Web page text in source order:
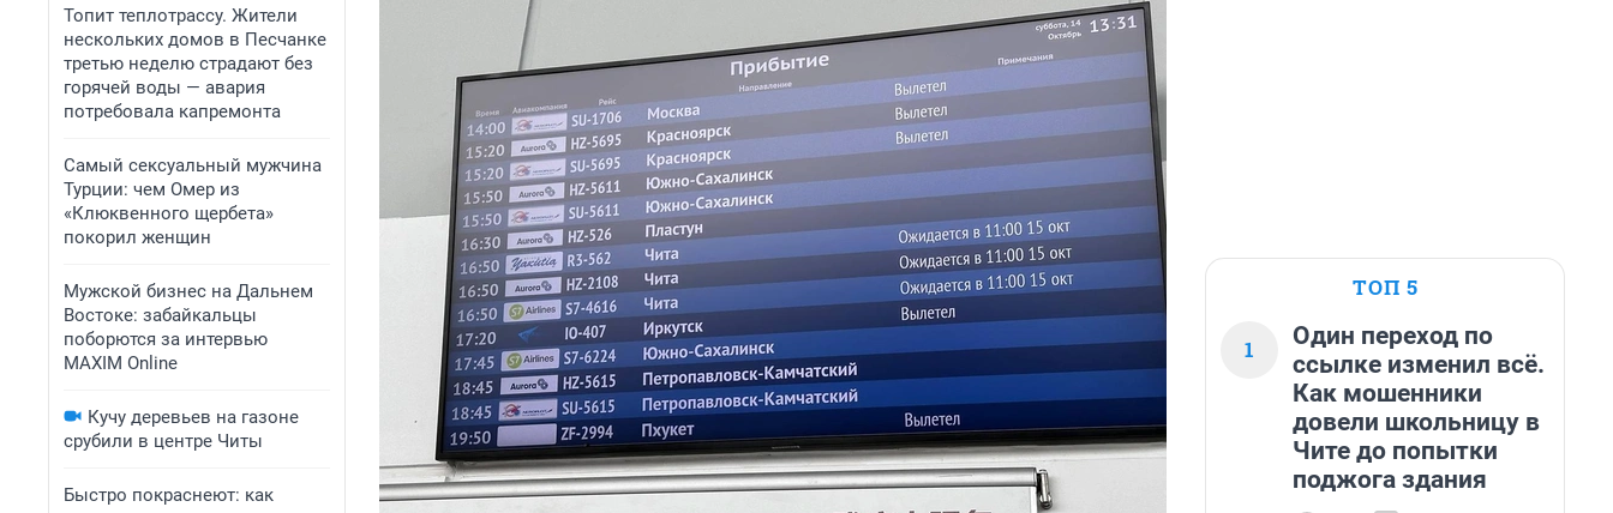
Топит теплотрассу. Жители
нескольких домов в Песчанке
третью неделю страдают без
горячей воды — авария
потребовала капремонта
Самый сексуальный мужчина
Турции: чем Омер из
«Клюквенного щербета»
покорил женщин
Мужской бизнес на Дальнем
Востоке: забайкальцы
поборются за интервью
MAXIM Online
Кучу деревьев на газоне
срубили в центре Читы
Быстро покраснеют: как
ТОП 5
1
Один переход по
ссылке изменил всё.
Как мошенники
довели школьницу в
Чите до попытки
поджога здания